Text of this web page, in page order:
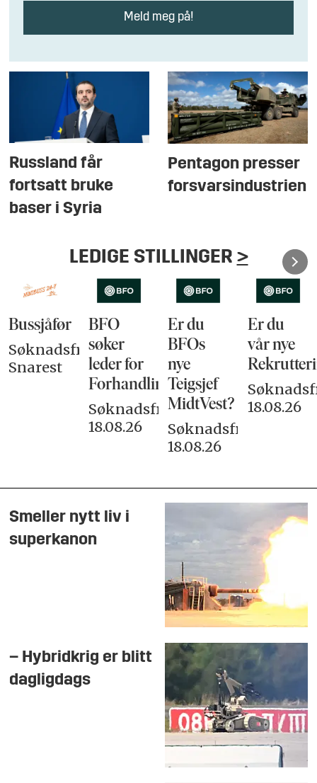
Russland får
fortsatt bruke
baser i Syria
Pentagon presser
forsvarsindustrien
LEDIGE STILLINGER >
Bussjåfør
Søknadsfrist:
Snarest
BFO
søker
leder for
Forhandlingsutvalget
Søknadsfrist:
18.08.26
Er du
BFOs
nye
Teigsjef
MidtVest?
Søknadsfrist:
18.08.26
Er du
vår nye
18.08.26
Smeller nytt liv i
superkanon
– Hybridkrig er blitt
dagligdags